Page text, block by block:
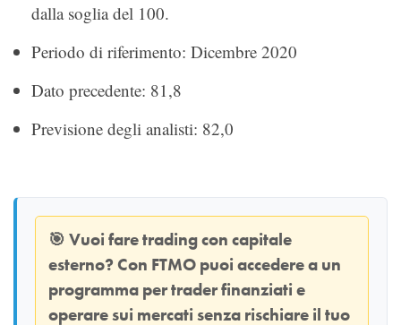
dalla soglia del 100.
Periodo di riferimento: Dicembre 2020
Dato precedente: 81,8
Previsione degli analisti: 82,0
🎯 Vuoi fare trading con capitale
esterno? Con FTMO puoi accedere a un
programma per trader finanziati e
operare sui mercati senza rischiare il tuo